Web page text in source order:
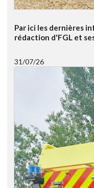
Par ici les dernières
rédaction d'FGL et
31/07/26